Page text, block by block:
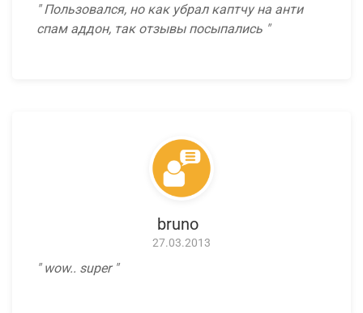
Пользовался, но как убрал каптчу на анти
спам аддон, так отзывы посыпались
bruno
27.03.2013
wow.. super